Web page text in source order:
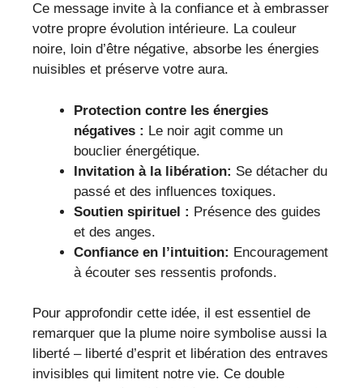
Ce message invite à la confiance et à embrasser
votre propre évolution intérieure. La couleur
noire, loin d’être négative, absorbe les énergies
nuisibles et préserve votre aura.
Protection contre les énergies
négatives : Le noir agit comme un
bouclier énergétique.
Invitation à la libération: Se détacher du
passé et des influences toxiques.
Soutien spirituel : Présence des guides
et des anges.
Confiance en l’intuition: Encouragement
à écouter ses ressentis profonds.
Pour approfondir cette idée, il est essentiel de
remarquer que la plume noire symbolise aussi la
liberté – liberté d’esprit et libération des entraves
invisibles qui limitent notre vie. Ce double